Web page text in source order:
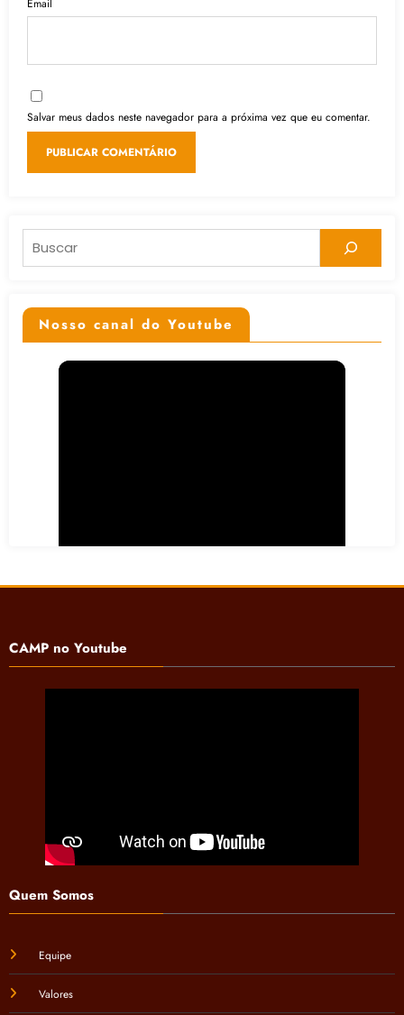
Email
Salvar meus dados neste navegador para a próxima vez que eu comentar.
Pesquisar
Nosso canal do Youtube
CAMP no Youtube
Quem Somos
Equipe
Valores